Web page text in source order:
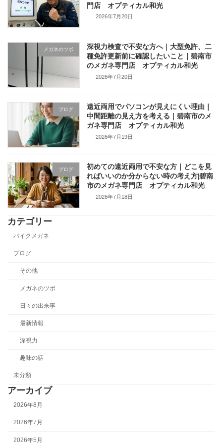
門店 オプティカル和光
2026年7月20日
メガネのツボ
深視力検査で不安な方へ｜大型免許、二
種免許更新前に確認したいこと｜碧南市
のメガネ専門店 オプティカル和光
2026年7月20日
ブログ
遠近両用でパソコンが見えにくい理由｜
中間距離の見え方を考える｜碧南市のメ
ガネ専門店 オプティカル和光
2026年7月19日
ブログ
初めての遠近両用で不安な方｜どこを見
ればいいのか分からない時の考え方|碧南
市のメガネ専門店 オプティカル和光
2026年7月18日
カテゴリー
バイクメガネ
ブログ
その他
メガネのツボ
日々の出来事
最新情報
深視力
趣味の話
未分類
アーカイブ
2026年8月
2026年7月
2026年5月